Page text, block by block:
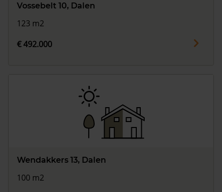
Vossebelt 10, Dalen
123 m2
€ 492.000
Wendakkers 13, Dalen
100 m2